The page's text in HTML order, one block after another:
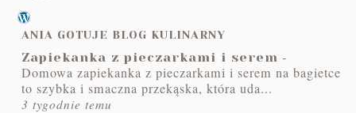
ANIA GOTUJE BLOG KULINARNY
Zapiekanka z pieczarkami i serem -
Domowa zapiekanka z pieczarkami i serem na bagietce
to szybka i smaczna przekąska, która uda...
3 tygodnie temu